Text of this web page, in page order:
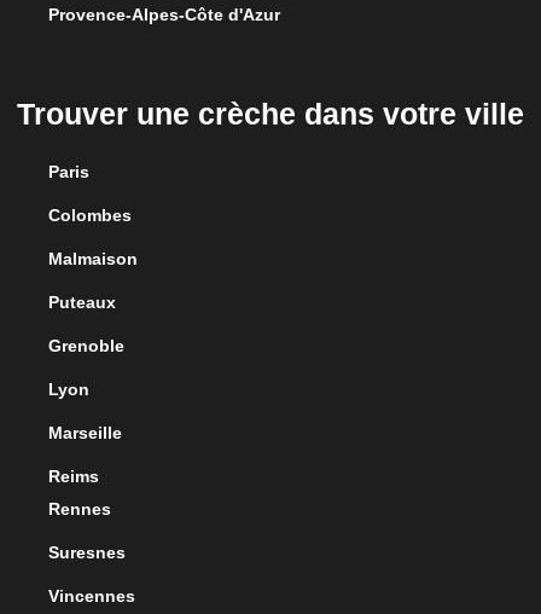
Provence-Alpes-Côte d'Azur
Trouver une crèche dans votre ville
Paris
Colombes
Malmaison
Puteaux
Grenoble
Lyon
Marseille
Reims
Rennes
Suresnes
Vincennes